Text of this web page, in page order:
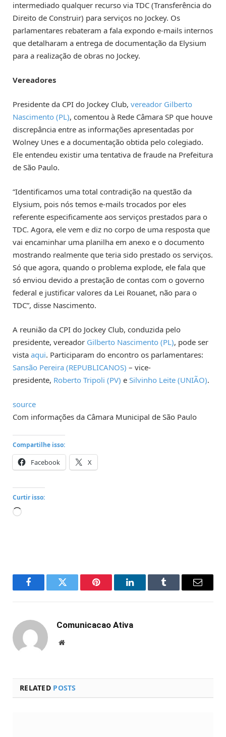
intermediado qualquer recurso via TDC (Transferência do
Direito de Construir) para serviços no Jockey. Os
parlamentares rebateram a fala expondo e-mails internos
que detalharam a entrega de documentação da Elysium
para a realização de obras no Jockey.
Vereadores
Presidente da CPI do Jockey Club, vereador Gilberto
Nascimento (PL), comentou à Rede Câmara SP que houve
discrepância entre as informações apresentadas por
Wolney Unes e a documentação obtida pelo colegiado.
Ele entendeu existir uma tentativa de fraude na Prefeitura
de São Paulo.
“Identificamos uma total contradição na questão da
Elysium, pois nós temos e-mails trocados por eles
referente especificamente aos serviços prestados para o
TDC. Agora, ele vem e diz no corpo de uma resposta que
vai encaminhar uma planilha em anexo e o documento
mostrando realmente que teria sido prestado os serviços.
Só que agora, quando o problema explode, ele fala que
só enviou devido a prestação de contas com o governo
federal e justificar valores da Lei Rouanet, não para o
TDC”, disse Nascimento.
A reunião da CPI do Jockey Club, conduzida pelo
presidente, vereador Gilberto Nascimento (PL), pode ser
vista aqui. Participaram do encontro os parlamentares:
Sansão Pereira (REPUBLICANOS) – vice-
presidente, Roberto Tripoli (PV) e Silvinho Leite (UNIÃO).
source
Com informações da Câmara Municipal de São Paulo
Compartilhe isso:
Facebook X
Curtir isso:
Carregando...
FacebookTwitter Pinterest LinkedInTumblr Email
Comunicacao Ativa
Website
RELATED POSTS